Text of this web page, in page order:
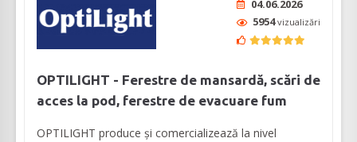
04.06.2026
5954vizualizări
OPTILIGHT - Ferestre de mansardă, scări de
acces la pod, ferestre de evacuare fum
OPTILIGHT produce şi comercializează la nivel